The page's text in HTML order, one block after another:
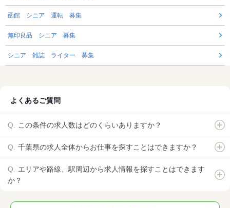
函館 シニア 運転 募集
無印良品 シニア 募集
シニア 雑誌 ライター 募集
よくあるご質問
この条件の求人数はどのくらいありますか？
千葉県の求人全体からお仕事を探すことはできますか？
エリアや路線、駅周辺から求人情報を探すことはできます
か？